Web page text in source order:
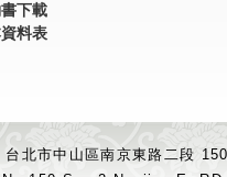
下載
料表
台北市中山區南京東路二段